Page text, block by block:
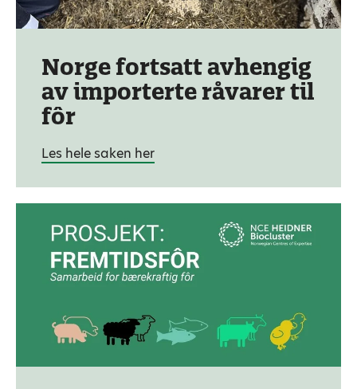
Norge fortsatt avhengig
av importerte råvarer til
fôr
Les hele saken her